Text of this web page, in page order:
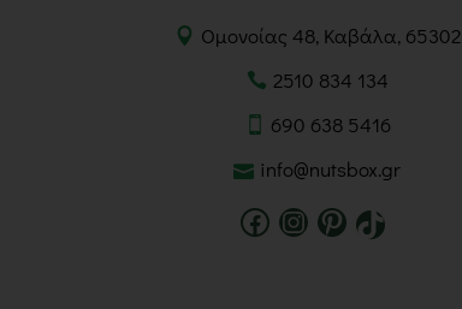
Ομονοίας 48, Καβάλα, 65302
2510 834 134
690 638 5416
info@nutsbox.gr